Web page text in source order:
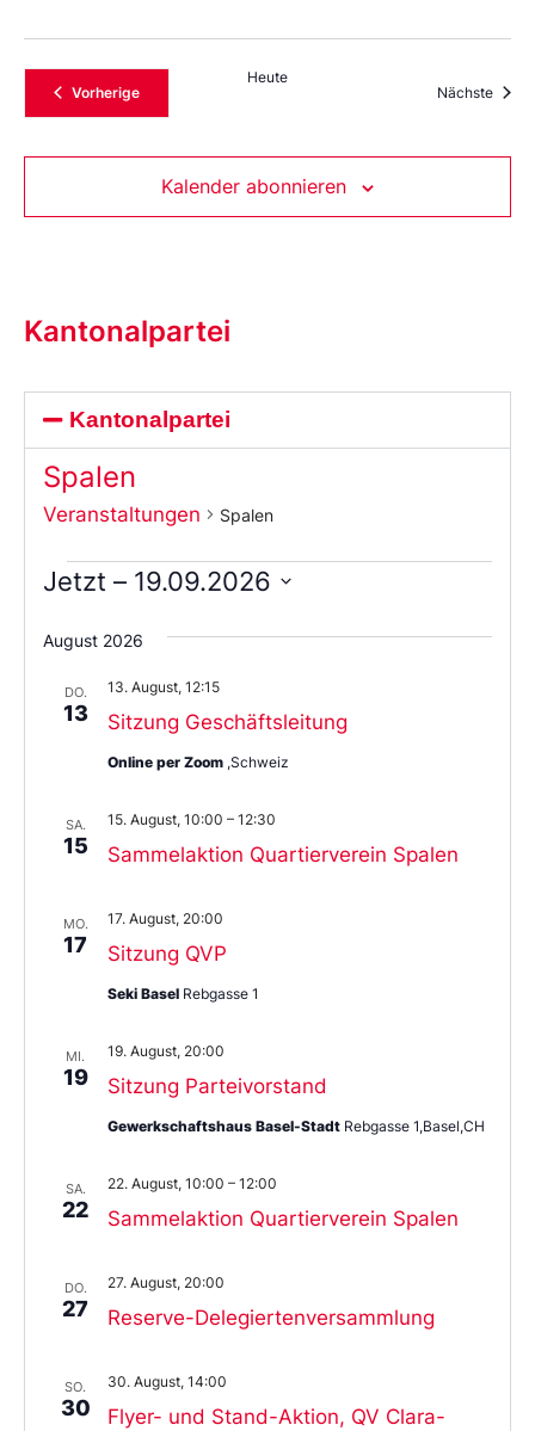
VorherigeVeranstaltungen
Heute
Nächste
Kalender abonnieren
Kantonalpartei
Kantonalpartei
Spalen
Veranstaltungen Spalen
Jetzt – 19.09.2026
Sie
das
aus.
August 2026
DO.
13 Sitzung Geschäftsleitung
13. August, 12:15
Online per Zoom ,Schweiz
SA.
15 Sammelaktion Quartierverein Spalen
15. August, 10:00 – 12:30
MO.
17 Sitzung QVP
17. August, 20:00
Seki Basel Rebgasse 1
MI.
19 Sitzung Parteivorstand
19. August, 20:00
Gewerkschaftshaus Basel-Stadt Rebgasse 1,Basel,CH
SA.
22 Sammelaktion Quartierverein Spalen
22. August, 10:00 – 12:00
DO.
27 Reserve-Delegiertenversammlung
27. August, 20:00
SO.
30 Flyer- und Stand-Aktion, QV Clara-
30. August, 14:00